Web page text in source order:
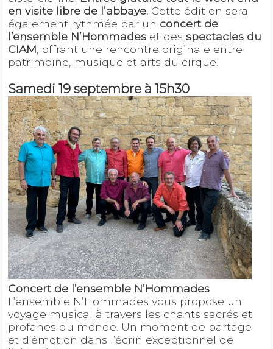
en visite libre de l’abbaye. Cette édition sera
également rythmée par un concert de
l’ensemble N’Hommades et desspectacles du
CIAM , offrant une rencontre originale entre
patrimoine, musique et arts du cirque.
Samedi 19 septembre à 15h30
Concert de l’ensemble N’Hommades
L’ensemble N’Hommades vous propose un
voyage musical à travers les chants sacrés et
profanes du monde. Un moment de partage
et d’émotion dans l’écrin exceptionnel de